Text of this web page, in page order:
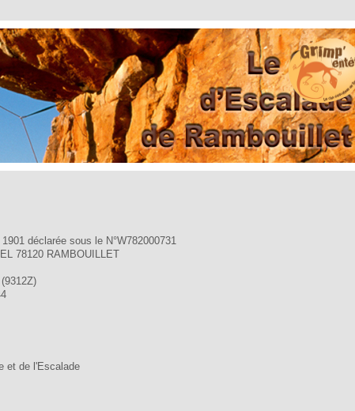
déclarée sous le N°W782000731
78120 RAMBOUILLET
et de l'Escalade